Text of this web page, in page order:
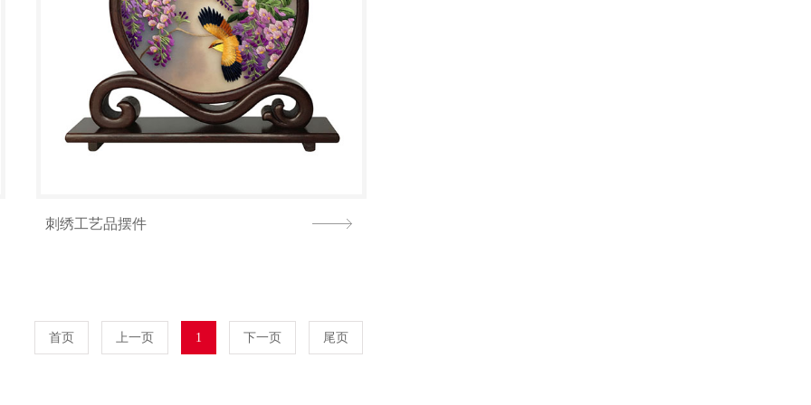
刺绣工艺品摆件
首页 上一页 1 下一页 尾页